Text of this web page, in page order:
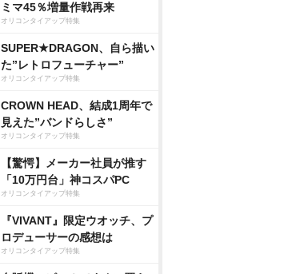
ミマ45％増量作戦再来
オリコンタイアップ特集
SUPER★DRAGON、自ら描い
た”レトロフューチャー”
オリコンタイアップ特集
CROWN HEAD、結成1周年で
見えた”バンドらしさ”
オリコンタイアップ特集
【驚愕】メーカー社員が推す
「10万円台」神コスパPC
オリコンタイアップ特集
『VIVANT』限定ウオッチ、プ
ロデューサーの感想は
オリコンタイアップ特集